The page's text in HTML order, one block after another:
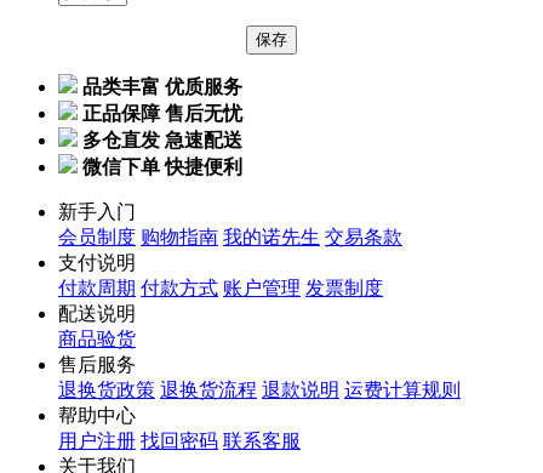
品类丰富 优质服务
正品保障 售后无忧
多仓直发 急速配送
微信下单 快捷便利
新手入门
会员制度 购物指南 我的诺先生 交易条款
支付说明
付款周期 付款方式 账户管理 发票制度
配送说明
商品验货
售后服务
退换货政策 退换货流程 退款说明 运费计算规则
帮助中心
用户注册 找回密码 联系客服